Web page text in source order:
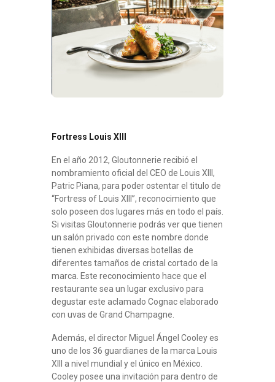
Fortress Louis XIII
En el año 2012, Gloutonnerie recibió el
nombramiento oficial del CEO de Louis XIII,
Patric Piana, para poder ostentar el titulo de
“Fortress of Louis XIII”, reconocimiento que
solo poseen dos lugares más en todo el país.
Si visitas Gloutonnerie podrás ver que tienen
un salón privado con este nombre donde
tienen exhibidas diversas botellas de
diferentes tamaños de cristal cortado de la
marca. Este reconocimiento hace que el
restaurante sea un lugar exclusivo para
degustar este aclamado Cognac elaborado
con uvas de Grand Champagne.
Además, el director Miguel Ángel Cooley es
uno de los 36 guardianes de la marca Louis
XIII a nivel mundial y el único en México.
Cooley posee una invitación para dentro de